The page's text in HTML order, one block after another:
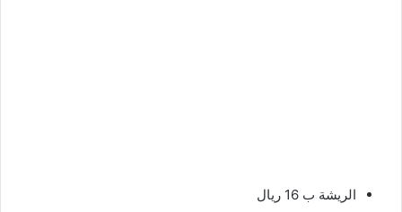
الريشة ب 16 ريال